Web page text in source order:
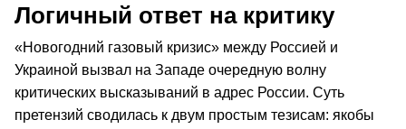
Логичный ответ на критику
«Новогодний газовый кризис» между Россией и
Украиной вызвал на Западе очередную волну
критических высказываний в адрес России. Суть
претензий сводилась к двум простым тезисам: якобы